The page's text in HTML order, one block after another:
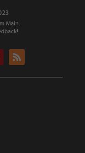
Main.